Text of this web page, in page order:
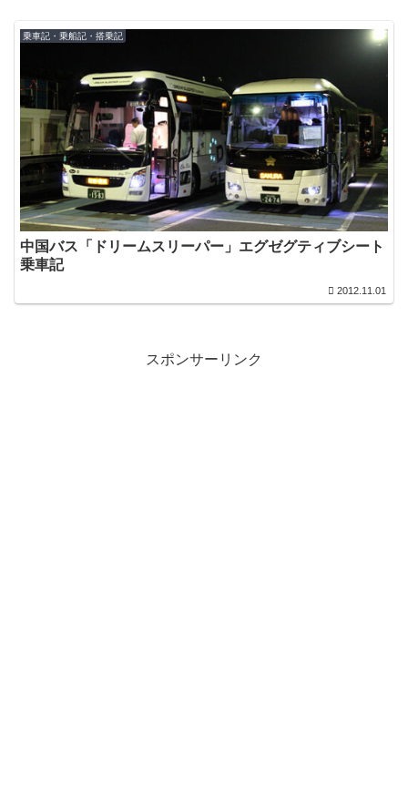
乗車記・乗船記・搭乗記
中国バス「ドリームスリーパー」エグゼグティブシート
乗車記
2012.11.01
スポンサーリンク